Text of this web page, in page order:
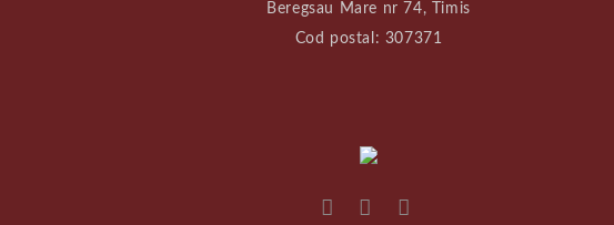
Beregsau Mare nr 74, Timis
Cod postal: 307371